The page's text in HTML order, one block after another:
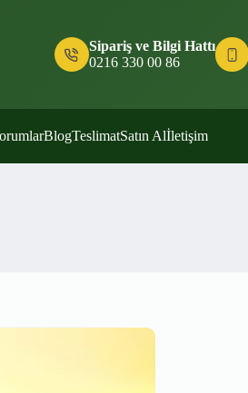
Sipariş ve Bilgi Hattı
0216 330 00 86
BlogTeslimatSatın Alİletişim